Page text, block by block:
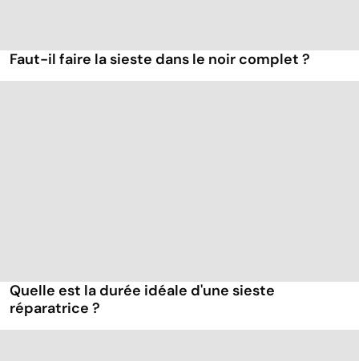
Faut-il faire la sieste dans le noir complet ?
Quelle est la durée idéale d'une sieste
réparatrice ?